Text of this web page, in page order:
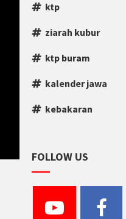
ktp
ziarah kubur
ktp buram
kalender jawa
kebakaran
FOLLOW US